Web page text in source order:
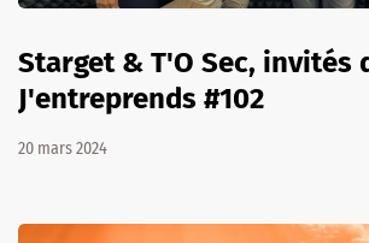
Starget & T'O Sec, invités
J'entreprends #102
20 mars 2024